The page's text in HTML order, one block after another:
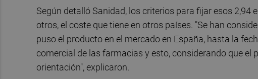
Según detalló Sanidad, los criterios para fijar esos
otros, el coste que tiene en otros países. "Se han
puso el producto en el mercado en España, hasta la
comercial de las farmacias y esto, considerando que el
orientación", explicaron.